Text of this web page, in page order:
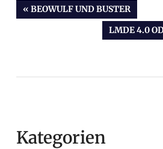
Beitragsnavigation
VORHERIGER
BEITRAG:
BEOWULF UND BUSTER
NÄCHSTER
BEITRAG:
LMDE 4.0
Kategorien